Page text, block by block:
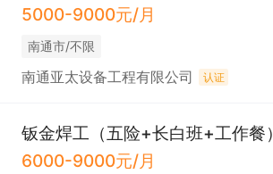
5000-9000元/月
南通市/不限
南通亚太设备工程有限公司 认证
钣金焊工（五险+长白班+工作餐）
6000-9000元/月